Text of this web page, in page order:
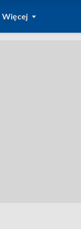
Więcej